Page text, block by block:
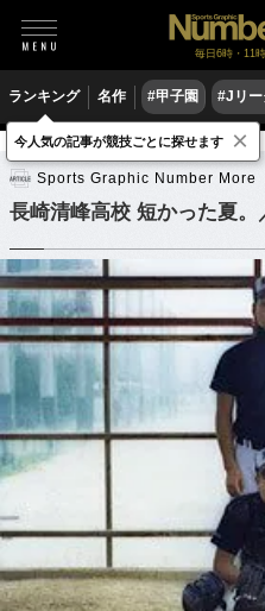
毎日6時・11
ランキング 名作 #甲子園 #Jリー
野球 高校野球
Sports Graphic Number More
長崎清峰高校 短かった夏
今人気の記事が競技ごとに探せます ×